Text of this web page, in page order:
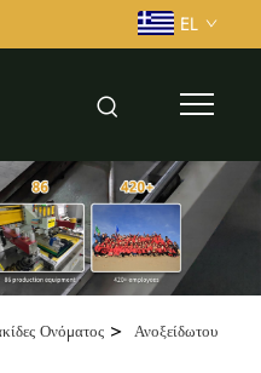
EL
Ονόματος > Ανοξείδωτου